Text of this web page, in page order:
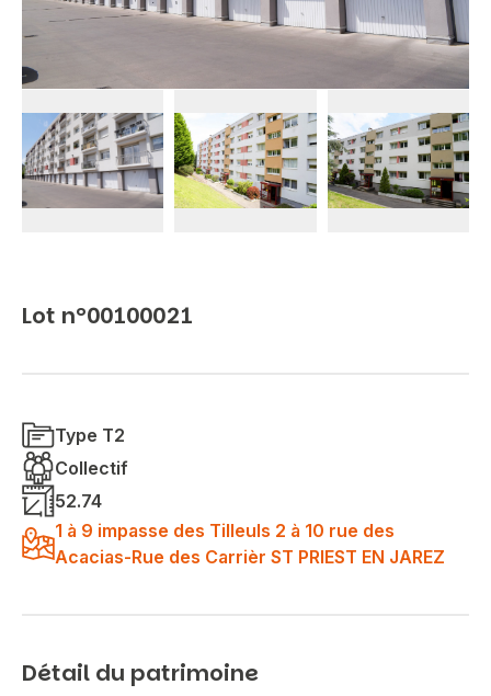
Lot n°00100021
Type T2
Collectif
52.74
1 à 9 impasse des Tilleuls 2 à 10 rue des
Acacias-Rue des Carrièr ST PRIEST EN JAREZ
Détail du patrimoine